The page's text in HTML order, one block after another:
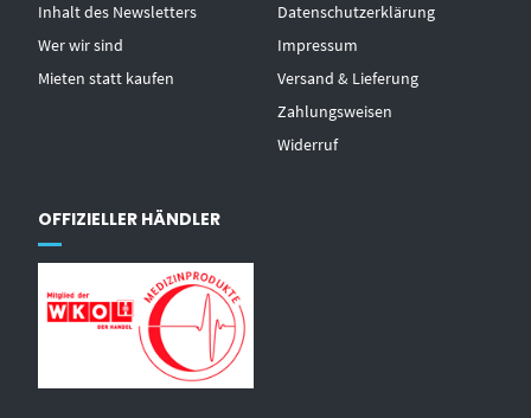
Inhalt des Newsletters
Wer wir sind
Mieten statt kaufen
Datenschutzerklärung
Impressum
Versand & Lieferung
Zahlungsweisen
Widerruf
OFFIZIELLER HÄNDLER